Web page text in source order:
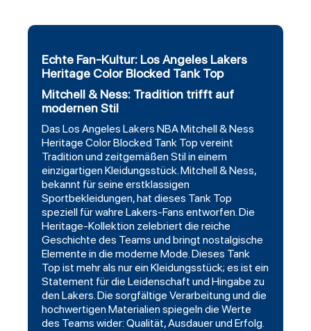
Echte Fan-Kultur: Los Angeles Lakers
Heritage Color Blocked Tank Top
Mitchell & Ness: Tradition trifft auf
modernen Stil
Das Los Angeles Lakers NBA Mitchell & Ness
Heritage Color Blocked Tank Top vereint
Tradition und zeitgemäßen Stil in einem
einzigartigen Kleidungsstück. Mitchell & Ness,
bekannt für seine erstklassigen
Sportbekleidungen, hat dieses Tank Top
speziell für wahre Lakers-Fans entworfen. Die
Heritage-Kollektion zelebriert die reiche
Geschichte des Teams und bringt nostalgische
Elemente in die moderne Mode. Dieses Tank
Top ist mehr als nur ein Kleidungsstück; es ist ein
Statement für die Leidenschaft und Hingabe zu
den Lakers. Die sorgfältige Verarbeitung und die
hochwertigen Materialien spiegeln die Werte
des Teams wider: Qualität, Ausdauer und Erfolg.